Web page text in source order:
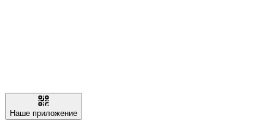
Наше приложение